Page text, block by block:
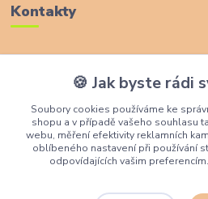
Kontakty
+420 774 291 043
info@rostouci-zidle.cz
🍪 Jak byste rádi
Soubory cookies používáme ke
shopu a v případě vašeho souhlasu
webu, měření efektivity reklamních
oblíbeného nastavení při používání
odpovídajících vašim preferencím.